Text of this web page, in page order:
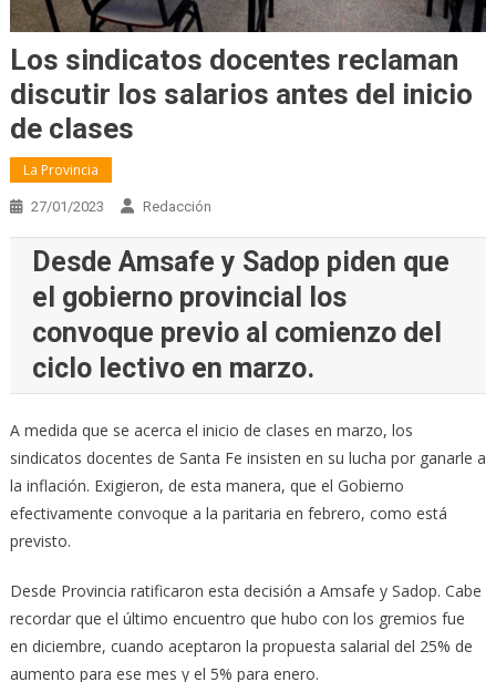
Los sindicatos docentes reclaman
discutir los salarios antes del inicio
de clases
La Provincia
27/01/2023 Redacción
Desde Amsafe y Sadop piden que
el gobierno provincial los
convoque previo al comienzo del
ciclo lectivo en marzo.
A medida que se acerca el inicio de clases en marzo, los
sindicatos docentes de Santa Fe insisten en su lucha por ganarle a
la inflación. Exigieron, de esta manera, que el Gobierno
efectivamente convoque a la paritaria en febrero, como está
previsto.
Desde Provincia ratificaron esta decisión a Amsafe y Sadop. Cabe
recordar que el último encuentro que hubo con los gremios fue
en diciembre, cuando aceptaron la propuesta salarial del 25% de
aumento para ese mes y el 5% para enero.